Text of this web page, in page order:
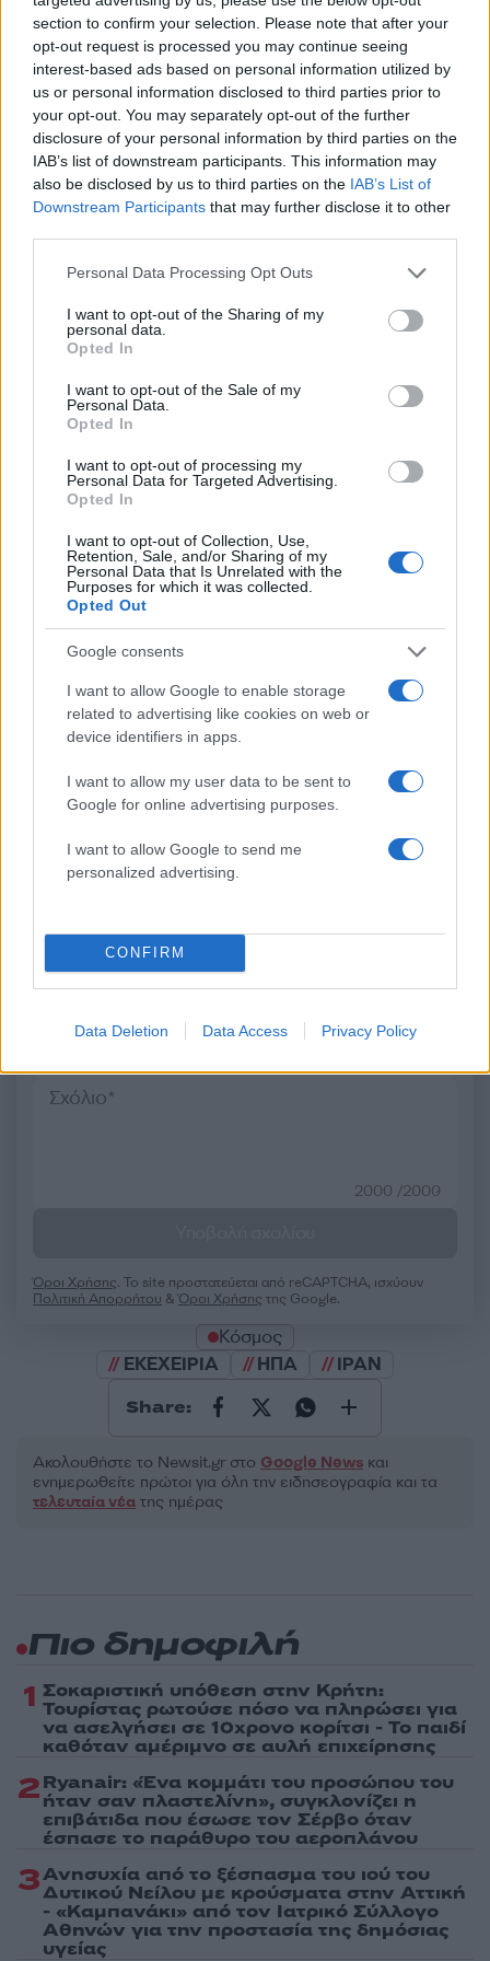
section to confirm your selection. Please note that after your
opt-out request is processed you may continue seeing
interest-based ads based on personal information utilized by
us or personal information disclosed to third parties prior to
your opt-out. You may separately opt-out of the further
disclosure of your personal information by third parties on the
IAB’s list of downstream participants. This information may
also be disclosed by us to third parties on the IAB’s List of
Downstream Participants that may further disclose it to other
Please note that this website/app uses one or more Google
not limited to your visit or usage behaviour. You may click to
grant or deny consent to Google and its third-party tags to
use your data for below specified purposes in below Google
consent section.
Personal Data Processing Opt Outs
I want to opt-out of the Sharing of my
personal data.
Opted In
I want to opt-out of the Sale of my
Personal Data.
Opted In
I want to opt-out of processing my
Personal Data for Targeted Advertising.
Opted In
I want to opt-out of Collection, Use,
Retention, Sale, and/or Sharing of my
Personal Data that Is Unrelated with the
Purposes for which it was collected.
Opted Out
Google consents
I want to allow Google to enable storage
related to advertising like cookies on web or
device identifiers in apps.
I want to allow my user data to be sent to
Google for online advertising purposes.
I want to allow Google to send me
personalized advertising.
CONFIRM
Data Deletion Data Access Privacy Policy
Παράλληλα είπε πως οστρατόςτουΙράν
χρησιμοποίησε την εκεχειρία για να
ανασυγκροτήσει τις δυνάμεις του.
Σχόλια
Σχολίασε εδώ
2000 /2000
Όροι Χρήσης. Το site προστατεύεται από reCAPTCHA, ισχύουν
Πολιτική Απορρήτου &Όροι Χρήσης της Google.
Κόσμος
ΕΚΕΧΕΙΡΙΑ
ΗΠΑ ΙΡΑΝ
Share:
Ακολουθήστε το Νewsit.gr στο Google News και
ενημερωθείτε πρώτοι για όλη την ειδησεογραφία και τα
τελευταία νέα της ημέρας
Αν τα χάσατε
4χρονος βρέθηκε νεκρός
σε πισίνα
Πώς η
διέσωσε ανθρώπινες
από την
απομακρύνθηκαν
θαλάσσης
Πιο δημοφιλή
1 Σοκαριστική υπόθεση στην Κρήτη:
Τουρίστας ρωτούσε πόσο να πληρώσει για
να ασελγήσει σε 10χρονο κορίτσι - Το παιδί
καθόταν αμέριμνο σε αυλή επιχείρησης
2Ryanair: «Ένα κομμάτι του προσώπου του
ήταν σαν πλαστελίνη», συγκλονίζει η
επιβάτιδα που έσωσε τον Σέρβο όταν
έσπασε το παράθυρο του αεροπλάνου
3Ανησυχία από το ξέσπασμα του ιού του
Δυτικού Νείλου με κρούσματα στην Αττική
- «Καμπανάκι» από τον Ιατρικό Σύλλογο
Αθηνών για την προστασία της δημόσιας
υγείας